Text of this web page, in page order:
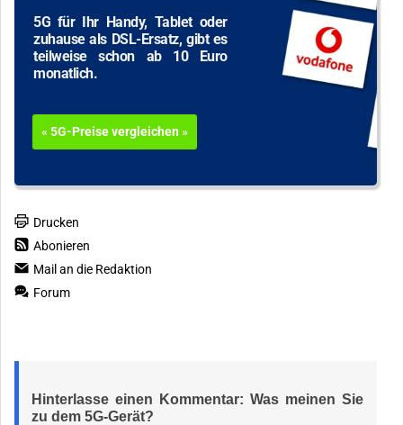
5G für Ihr Handy, Tablet oder
zuhause als DSL-Ersatz, gibt es
teilweise schon ab 10 Euro
monatlich.
« 5G-Preise vergleichen »
Drucken
Abonieren
Mail an die Redaktion
Forum
Hinterlasse einen Kommentar: Was meinen Sie
zu dem 5G-Gerät?